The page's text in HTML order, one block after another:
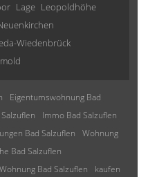
Lage Leopoldhöhe
Wiedenbrück
Eigentumswohnung Bad
Immo Bad Salzuflen
Bad Salzuflen
Wohnung
Bad Salzuflen
Wohnung Bad Salzuflen
kaufen